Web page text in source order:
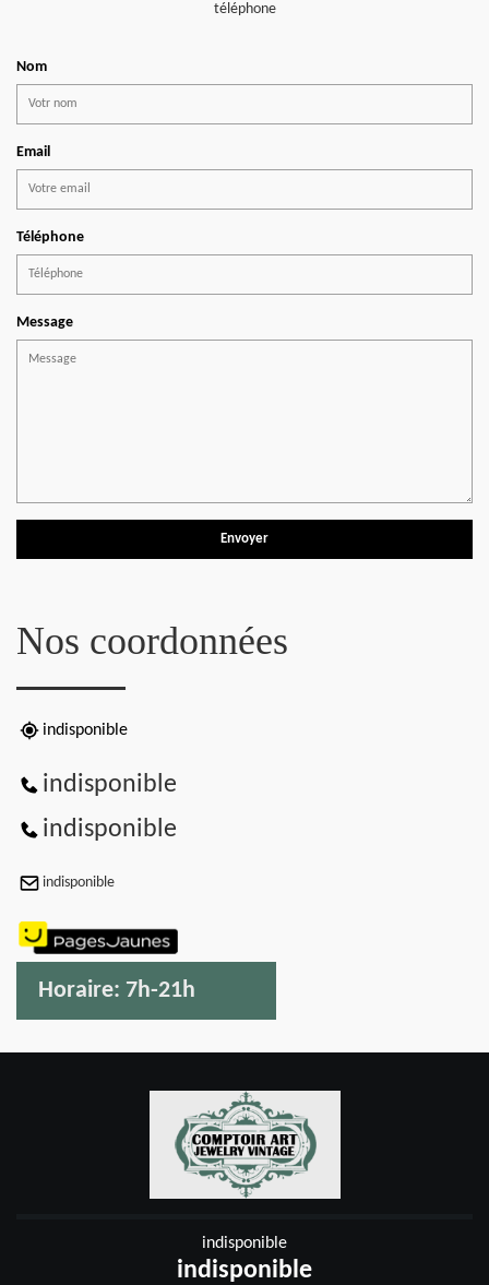
téléphone
Nom
Email
Téléphone
Message
Nos coordonnées
indisponible
indisponible
indisponible
indisponible
Horaire: 7h-21h
indisponible
indisponible